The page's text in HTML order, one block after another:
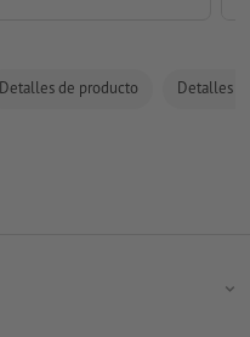
Detalles de producto Detalles